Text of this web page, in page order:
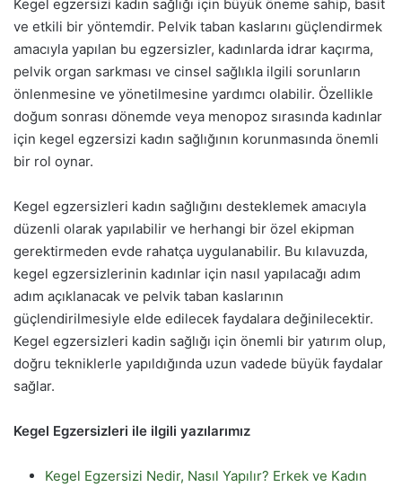
Kegel egzersizi kadın sağlığı için büyük öneme sahip, basit
ve etkili bir yöntemdir. Pelvik taban kaslarını güçlendirmek
amacıyla yapılan bu egzersizler, kadınlarda idrar kaçırma,
pelvik organ sarkması ve cinsel sağlıkla ilgili sorunların
önlenmesine ve yönetilmesine yardımcı olabilir. Özellikle
doğum sonrası dönemde veya menopoz sırasında kadınlar
için kegel egzersizi kadın sağlığının korunmasında önemli
bir rol oynar.
Kegel egzersizleri kadın sağlığını desteklemek amacıyla
düzenli olarak yapılabilir ve herhangi bir özel ekipman
gerektirmeden evde rahatça uygulanabilir. Bu kılavuzda,
kegel egzersizlerinin kadınlar için nasıl yapılacağı adım
adım açıklanacak ve pelvik taban kaslarının
güçlendirilmesiyle elde edilecek faydalara değinilecektir.
Kegel egzersizleri kadin sağlığı için önemli bir yatırım olup,
doğru tekniklerle yapıldığında uzun vadede büyük faydalar
sağlar.
Kegel Egzersizleri ile ilgili yazılarımız
Kegel Egzersizi Nedir, Nasıl Yapılır? Erkek ve Kadın